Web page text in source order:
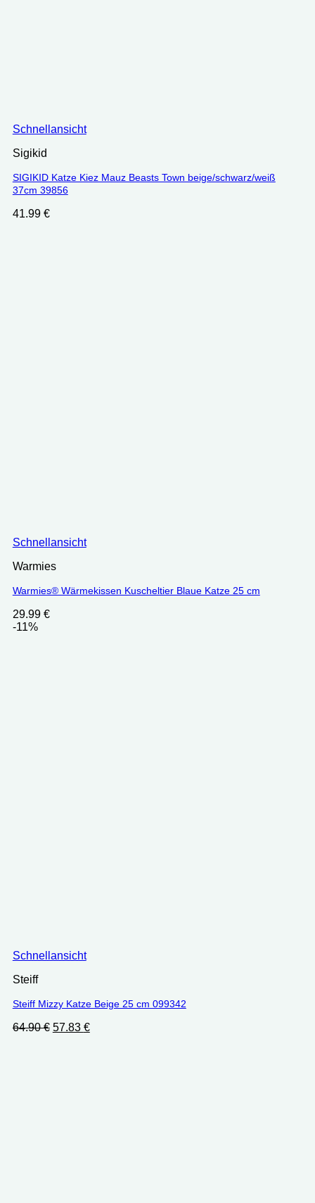
Schnellansicht
Sigikid
SIGIKID Katze Kiez Mauz Beasts Town beige/schwarz/weiß
37cm 39856
41.99 €
Schnellansicht
Warmies
Warmies® Wärmekissen Kuscheltier Blaue Katze 25 cm
29.99 €
-11%
Schnellansicht
Steiff
Steiff Mizzy Katze Beige 25 cm 099342
64.90€ Ursprünglicher
57.83 €Aktueller